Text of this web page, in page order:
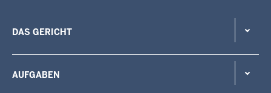
DAS GERICHT
AUFGABEN